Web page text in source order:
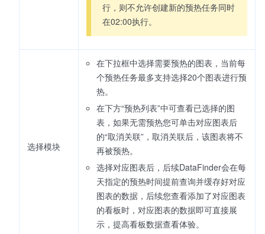
行，则不允许创建新的预热任务同时
在02:00执行。
选择模块
在下拉框中选择需要预热的图表，当前每
个预热任务最多支持选择20个图表进行预
热。
在下方“预热列表”中可查看已选择的图
表，如果无需预热您可单击对应图表后
的“取消关联”，取消关联后，该图表将不
再被预热。
选择对应图表后，后续DataFinder会在每
天指定的预热时间提前查询并缓存好对应
图表的数据，后续您查看添加了对应图表
的看板时，对应图表的数据即可直接展
示，提高看板数据查看体验。